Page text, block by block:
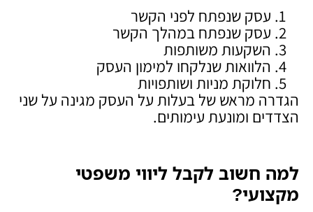
עסק שנפתח לפני הקשר
עסק שנפתח במהלך הקשר
השקעות משותפות
הלוואות שנלקחו למימון העסק
חלוקת מניות ושותפויות
הגדרה מראש של בעלות על העסק מגינה על שני
הצדדים ומונעת עימותים.
למה חשוב לקבל ליווי משפטי
מקצועי?